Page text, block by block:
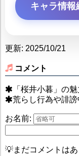
キャラ情報
更新: 2025/10/21
コメント
「桜井小暮」の
荒らし行為や誹
お名前:
💡まだコメントは